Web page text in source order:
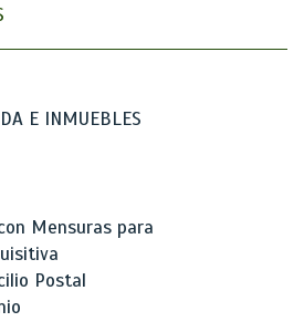
E INMUEBLES
Mensuras para
Postal